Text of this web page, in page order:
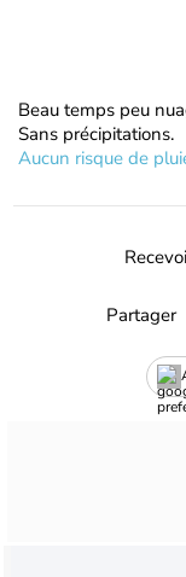
Beau temps peu
Sans précipitations.
Aucun risque de
Partager